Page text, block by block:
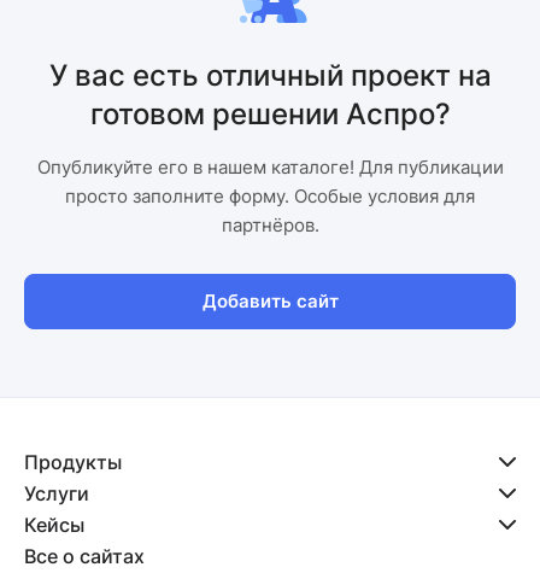
У вас есть отличный проект на
готовом решении Аспро?
Опубликуйте его в нашем каталоге! Для публикации
просто заполните форму. Особые условия для
партнёров.
Добавить сайт
Продукты
Услуги
Кейсы
Все о сайтах